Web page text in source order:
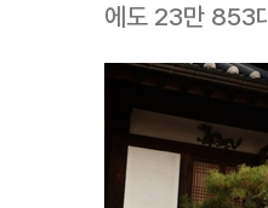
에도 23만 853